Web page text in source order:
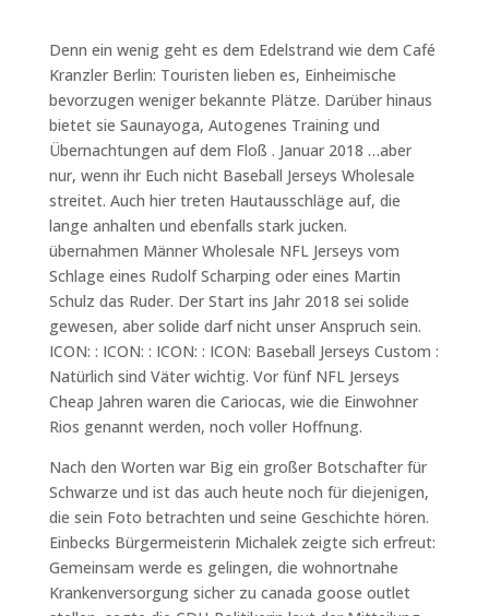
Denn ein wenig geht es dem Edelstrand wie dem Café
Kranzler Berlin: Touristen lieben es, Einheimische
bevorzugen weniger bekannte Plätze. Darüber hinaus
bietet sie Saunayoga, Autogenes Training und
Übernachtungen auf dem Floß . Januar 2018 …aber
nur, wenn ihr Euch nicht Baseball Jerseys Wholesale
streitet. Auch hier treten Hautausschläge auf, die
lange anhalten und ebenfalls stark jucken.
übernahmen Männer Wholesale NFL Jerseys vom
Schlage eines Rudolf Scharping oder eines Martin
Schulz das Ruder. Der Start ins Jahr 2018 sei solide
gewesen, aber solide darf nicht unser Anspruch sein.
ICON: : ICON: : ICON: : ICON: Baseball Jerseys Custom :
Natürlich sind Väter wichtig. Vor fünf NFL Jerseys
Cheap Jahren waren die Cariocas, wie die Einwohner
Rios genannt werden, noch voller Hoffnung.
Nach den Worten war Big ein großer Botschafter für
Schwarze und ist das auch heute noch für diejenigen,
die sein Foto betrachten und seine Geschichte hören.
Einbecks Bürgermeisterin Michalek zeigte sich erfreut:
Gemeinsam werde es gelingen, die wohnortnahe
Krankenversorgung sicher zu canada goose outlet